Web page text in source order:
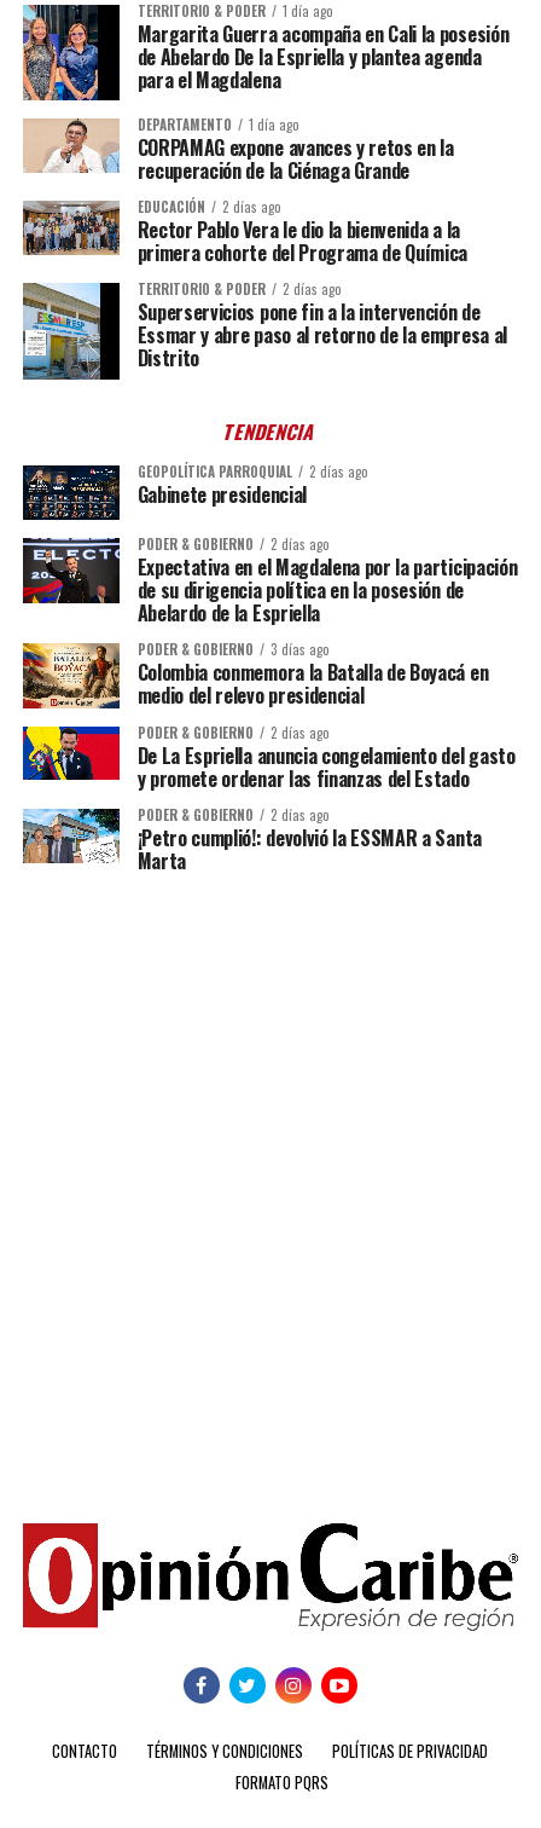
TERRITORIO & PODER 1 día ago
Margarita Guerra acompaña en Cali la posesión
de Abelardo De la Espriella y plantea agenda
para el Magdalena
DEPARTAMENTO 1 día ago
CORPAMAG expone avances y retos en la
recuperación de la Ciénaga Grande
EDUCACIÓN 2 días ago
Rector Pablo Vera le dio la bienvenida a la
primera cohorte del Programa de Química
TERRITORIO & PODER 2 días ago
Superservicios pone fin a la intervención de
Essmar y abre paso al retorno de la empresa al
Distrito
TENDENCIA
GEOPOLÍTICA PARROQUIAL 2 días ago
Gabinete presidencial
PODER & GOBIERNO 2 días ago
Expectativa en el Magdalena por la participación
de su dirigencia política en la posesión de
Abelardo de la Espriella
PODER & GOBIERNO 3 días ago
Colombia conmemora la Batalla de Boyacá en
medio del relevo presidencial
PODER & GOBIERNO 2 días ago
De La Espriella anuncia congelamiento del gasto
y promete ordenar las finanzas del Estado
PODER & GOBIERNO 2 días ago
¡Petro cumplió!: devolvió la ESSMAR a Santa
Marta
CONTACTO TÉRMINOS Y CONDICIONES
POLÍTICAS DE PRIVACIDAD
FORMATO PQRS